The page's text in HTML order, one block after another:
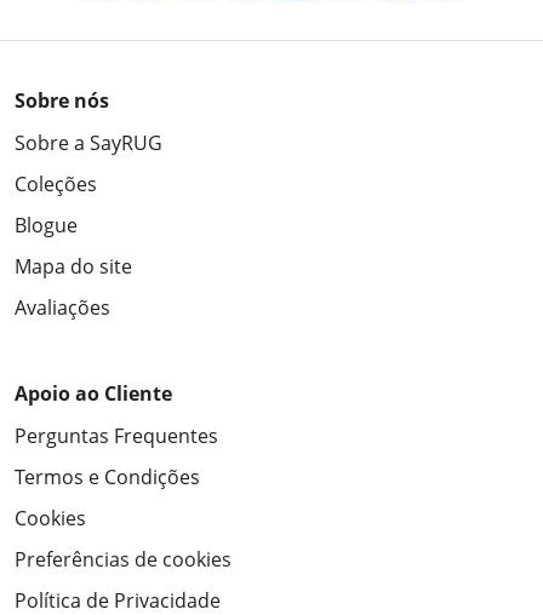
Sobre nós
Sobre a SayRUG
Coleções
Blogue
Mapa do site
Avaliações
Apoio ao Cliente
Perguntas Frequentes
Termos e Condições
Cookies
Preferências de cookies
Política de Privacidade